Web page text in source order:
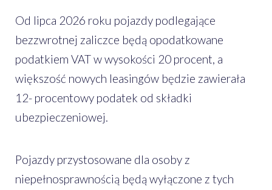
Od lipca 2026 roku pojazdy podlegające
bezzwrotnej zaliczce będą opodatkowane
podatkiem VAT w wysokości 20 procent, a
większość nowych leasingów będzie zawierała
12- procentowy podatek od składki
ubezpieczeniowej.
Pojazdy przystosowane dla osoby z
niepełnosprawnością będą wyłączone z tych